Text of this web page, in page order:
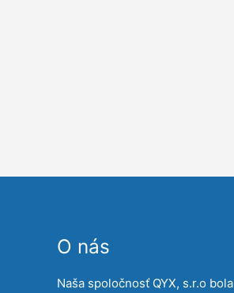
O nás
Naša spoločnosť QYX, s.r.o bola